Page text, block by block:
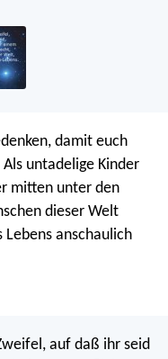
damit euch
untadelige Kinder
mitten unter den
dieser Welt
Lebens anschaulich
auf daß ihr seid